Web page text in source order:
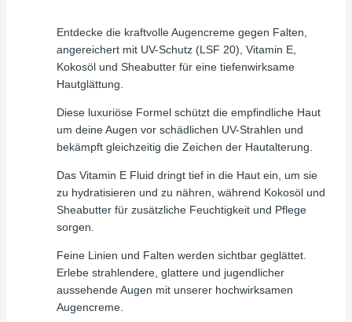
Entdecke die kraftvolle Augencreme gegen Falten,
angereichert mit UV-Schutz (LSF 20), Vitamin E,
Kokosöl und Sheabutter für eine tiefenwirksame
Hautglättung.
Diese luxuriöse Formel schützt die empfindliche Haut
um deine Augen vor schädlichen UV-Strahlen und
bekämpft gleichzeitig die Zeichen der Hautalterung.
Das Vitamin E Fluid dringt tief in die Haut ein, um sie
zu hydratisieren und zu nähren, während Kokosöl und
Sheabutter für zusätzliche Feuchtigkeit und Pflege
sorgen.
Feine Linien und Falten werden sichtbar geglättet.
Erlebe strahlendere, glattere und jugendlicher
aussehende Augen mit unserer hochwirksamen
Augencreme.